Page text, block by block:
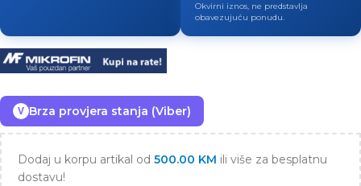
Okvirni iznos, ne predstavlja
obavezujuću ponudu.
V Brza provjera stanja (Viber)
Dodaj u korpu artikal od 500.00 KM ili više za besplatnu
dostavu!